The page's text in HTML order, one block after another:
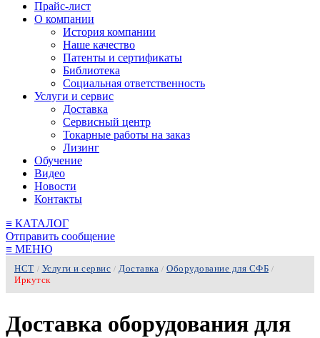
Прайс-лист
О компании
История компании
Наше качество
Патенты и сертификаты
Библиотека
Социальная ответственность
Услуги и сервис
Доставка
Сервисный центр
Токарные работы на заказ
Лизинг
Обучение
Видео
Новости
Контакты
≡ КАТАЛОГ
Отправить сообщение
≡ МЕНЮ
НСТ / Услуги и сервис / Доставка / Оборудование для СФБ /
Иркутск
Доставка оборудования для